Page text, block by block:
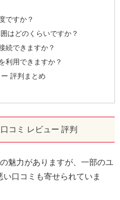
ですか？
はどのくらいですか？
続できますか？
利用できますか？
評判まとめ
コミ レビュー 評判
魅力がありますが、一部のユ
口コミも寄せられていま